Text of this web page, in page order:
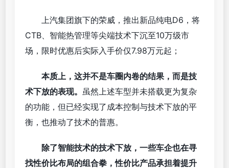
上汽集团旗下的荣威，推出新品纯电D6，将
CTB、智能热管理等尖端技术下沉至10万级市
场，限时优惠后实际入手价仅7.98万元起；
本质上，这并不是车圈内卷的结果，而是技
术下放的表现。 虽然上述车型并未搭载更为复杂
的功能，但已经实现了成本控制与技术下放的平
衡，也推动了技术的普惠。
除了智能技术的技术下放，一些车企也在寻
找性价比布局的组合拳，性价比产品承担着提升